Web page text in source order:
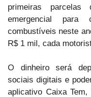
primeiras parcelas
emergencial para
combustíveis neste
R$ 1 mil, cada
O dinheiro será
sociais digitais e
aplicativo Caixa